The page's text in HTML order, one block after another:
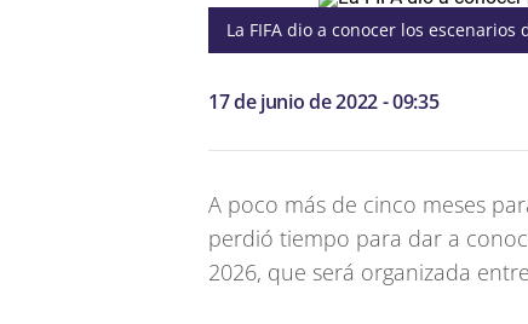
La FIFA dio a conocer los
17 de junio de 2022 - 09:35
A poco más de cinco meses
perdió tiempo para dar a
2026, que será organizada entre